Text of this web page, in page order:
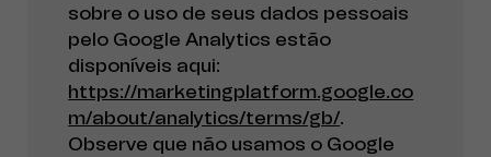
sobre o uso de seus dados pessoais
pelo Google Analytics estão
disponíveis aqui:
https://marketingplatform.google.co
m/about/analytics/terms/gb/.
Observe que não usamos o Google